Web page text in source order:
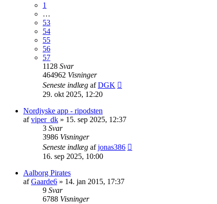
1
…
53
54
55
56
57
1128 Svar
464962 Visninger
Seneste indlæg afDGK
29. okt 2025, 12:20
Nordjyske app - ripodsten
afviper_dk » 15. sep 2025, 12:37
3 Svar
3986 Visninger
Seneste indlæg afjonas386
16. sep 2025, 10:00
Aalborg Pirates
afGaarde6 » 14. jan 2015, 17:37
9 Svar
6788 Visninger